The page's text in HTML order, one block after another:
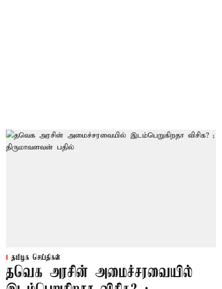
தமிழக செய்திகள்
தவெக அரசின் அமைச்சரவையில்